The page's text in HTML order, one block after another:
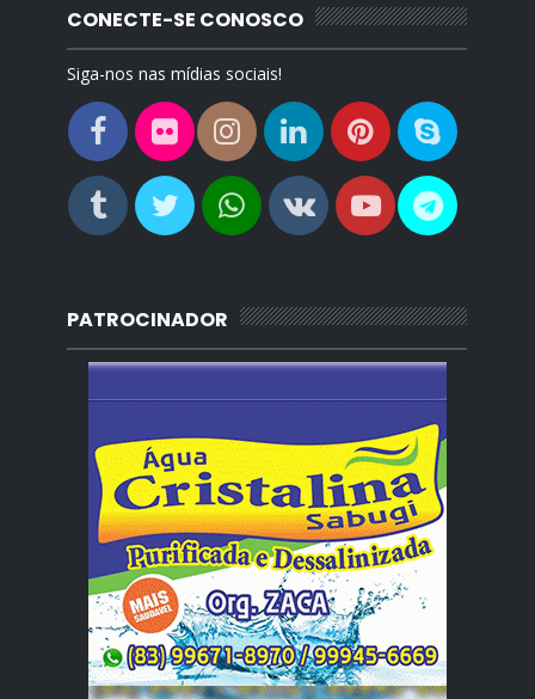
CONECTE-SE CONOSCO
Siga-nos nas mídias sociais!
PATROCINADOR